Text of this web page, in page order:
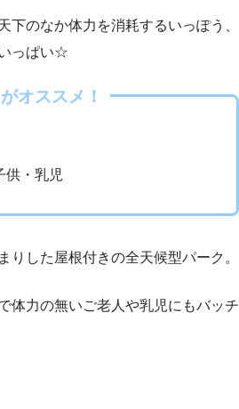
下のなか体力を消耗するいっぽう、
っぱい☆
オススメ！
供・乳児
りした屋根付きの全天候型パーク。
体力の無いご老人や乳児にもバッチ